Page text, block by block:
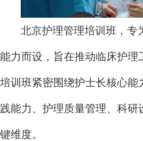
北京护理管理培训班，专
能力而设，旨在推动临床护理
培训班紧密围绕护士长核心能
践能力、护理质量管理、科研
键维度。